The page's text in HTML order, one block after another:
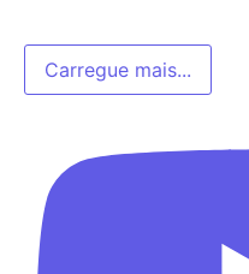
Carregue mais...